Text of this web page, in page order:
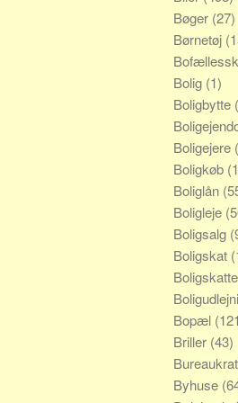
Bøger (27)
Børnetøj
Bolig (1)
Boligbytte
Boligejere
Boligkøb
Boliglån
Boligleje
Boligsalg
Boligskat
Bopæl
Briller (43)
Byhuse